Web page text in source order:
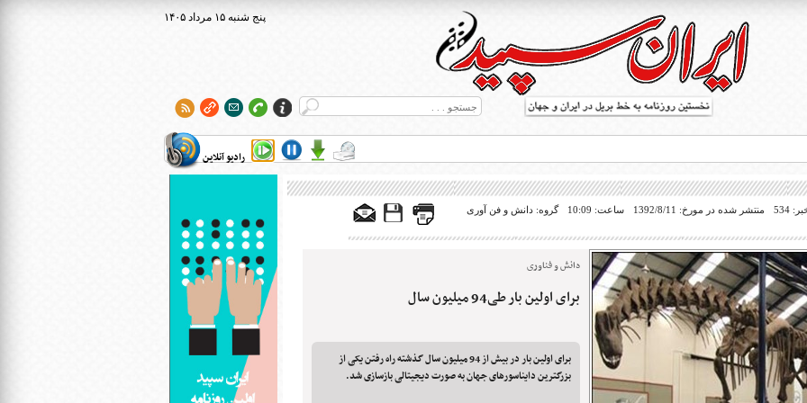
۱۴۰۵ پنج شنبه ۱۵ مرداد
رادیو آنلاین
بریل در جهان
534 منتشر شده در مورخ: 1392/8/11 ساعت: 10:09 گروه: دانش و فن آوری
دانش و فناوری
برای اولین بار طی94 میلیون سال
برای اولین بار در بیش از 94 میلیون سال گذشته راه رفتن یکی از
بزرگترین دایناسورهای جهان به صورت دیجیتالی بازسازی شد.